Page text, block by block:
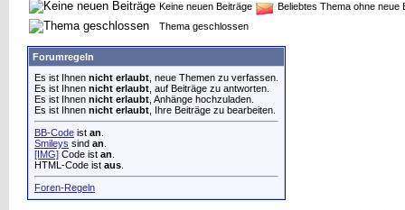
Keine neuen Beiträge
Beliebtes Thema ohne neue
Thema geschlossen
Forumregeln
Es ist Ihnen nicht erlaubt , neue Themen zu verfassen.
Es ist Ihnen nicht erlaubt , auf Beiträge zu antworten.
Es ist Ihnen nicht erlaubt , Anhänge hochzuladen.
Es ist Ihnen nicht erlaubt , Ihre Beiträge zu bearbeiten.
BB-Code ist an
Smileys sind an
[IMG] Code ist an
HTML-Code ist aus
Foren-Regeln